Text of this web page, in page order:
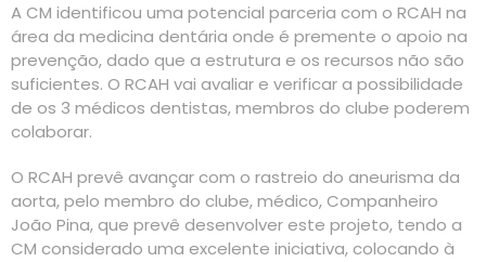
A CM identificou uma potencial parceria com o RCAH na
área da medicina dentária onde é premente o apoio na
prevenção, dado que a estrutura e os recursos não são
suficientes. O RCAH vai avaliar e verificar a possibilidade
de os 3 médicos dentistas, membros do clube poderem
colaborar.
O RCAH prevê avançar com o rastreio do aneurisma da
aorta, pelo membro do clube, médico, Companheiro
João Pina, que prevê desenvolver este projeto, tendo a
CM considerado uma excelente iniciativa, colocando à